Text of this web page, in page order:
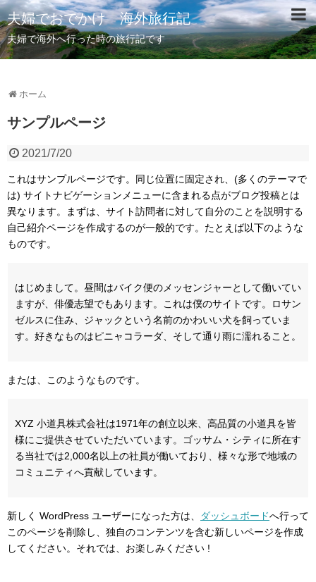
夫婦でおでかけ 海外旅行記
夫婦で海外へ行った時の旅行記です
ホーム
サンプルページ
2021/7/20
これはサンプルページです。同じ位置に固定され、(多くのテーマで
は) サイトナビゲーションメニューに含まれる点がブログ投稿とは
異なります。まずは、サイト訪問者に対して自分のことを説明する
自己紹介ページを作成するのが一般的です。たとえば以下のような
ものです。
はじめまして。昼間はバイク便のメッセンジャーとして働いてい
ますが、俳優志望でもあります。これは僕のサイトです。ロサン
ゼルスに住み、ジャックという名前のかわいい犬を飼っていま
す。好きなものはピニャコラーダ、そして通り雨に濡れること。
または、このようなものです。
XYZ 小道具株式会社は1971年の創立以来、高品質の小道具を皆
様にご提供させていただいています。ゴッサム・シティに所在す
る当社では2,000名以上の社員が働いており、様々な形で地域の
コミュニティへ貢献しています。
新しく WordPress ユーザーになった方は、 ダッシュボードへ行って
このページを削除し、独自のコンテンツを含む新しいページを作成
してください。それでは、お楽しみください !